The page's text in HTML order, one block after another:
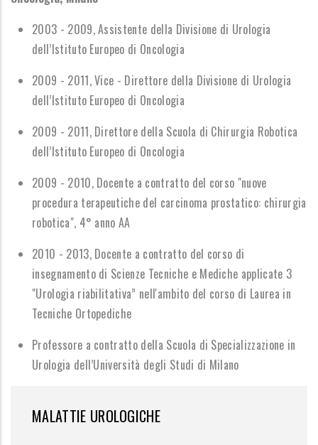
2003 - 2009, Assistente della Divisione di Urologia
dell’Istituto Europeo di Oncologia
2009 - 2011, Vice - Direttore della Divisione di Urologia
dell’Istituto Europeo di Oncologia
2009 - 2011, Direttore della Scuola di Chirurgia Robotica
dell’Istituto Europeo di Oncologia
2009 - 2010, Docente a contratto del corso "nuove
procedura terapeutiche del carcinoma prostatico: chirurgia
robotica", 4° anno AA
2010 - 2013, Docente a contratto del corso di
insegnamento di Scienze Tecniche e Mediche applicate 3
"Urologia riabilitativa” nell'ambito del corso di Laurea in
Tecniche Ortopediche
Professore a contratto della Scuola di Specializzazione in
Urologia dell’Università degli Studi di Milano
MALATTIE UROLOGICHE